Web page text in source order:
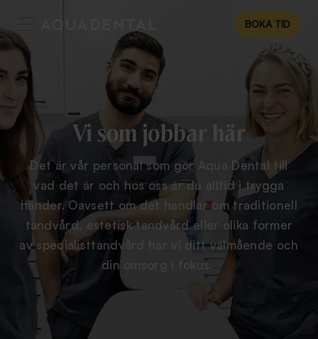
BOKA TID
Vi som jobbar här
Det är vår personal som gör Aqua Dental till
vad det är och hos oss är du alltid i trygga
händer. Oavsett om det handlar om traditionell
tandvård, estetisk tandvård eller olika former
av specialisttandvård har vi ditt välmående och
din omsorg i fokus.